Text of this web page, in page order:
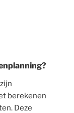
berekenen
Deze